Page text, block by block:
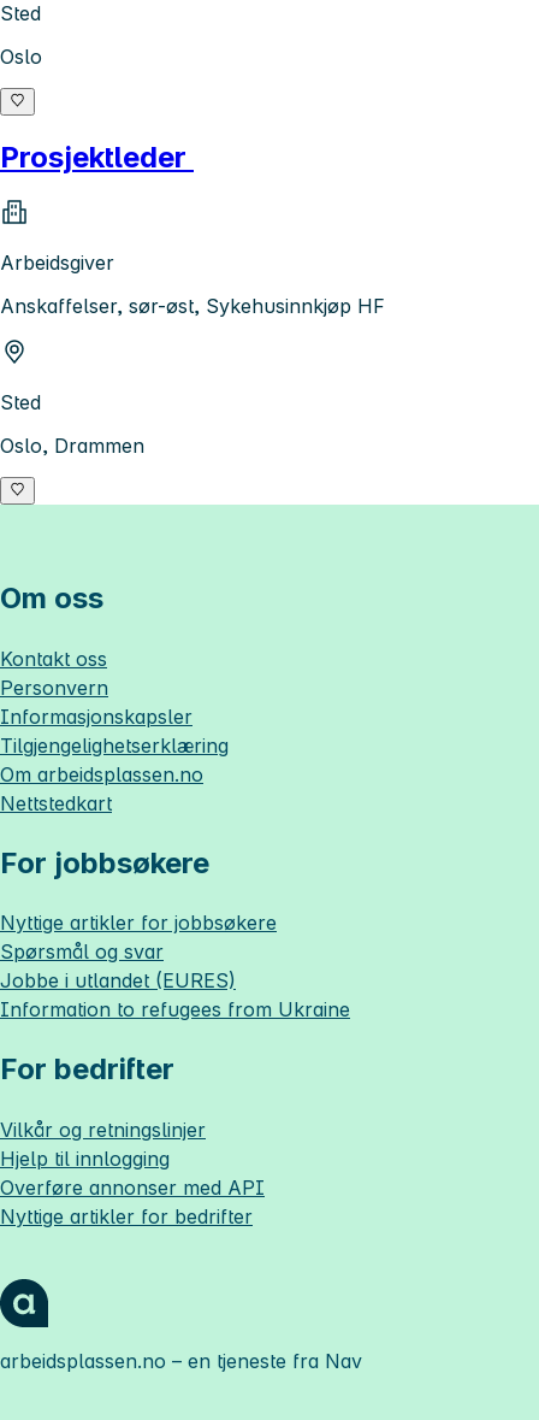
Sted
Oslo
Prosjektleder
Arbeidsgiver
Anskaffelser, sør-øst, Sykehusinnkjøp HF
Sted
Oslo, Drammen
Om oss
Kontakt oss
Personvern
Informasjonskapsler
Tilgjengelighetserklæring
Om arbeidsplassen.no
Nettstedkart
For jobbsøkere
Nyttige artikler for jobbsøkere
Spørsmål og svar
Jobbe i utlandet (EURES)
Information to refugees from Ukraine
For bedrifter
Vilkår og retningslinjer
Hjelp til innlogging
Overføre annonser med API
Nyttige artikler for bedrifter
arbeidsplassen.no – en tjeneste fra Nav